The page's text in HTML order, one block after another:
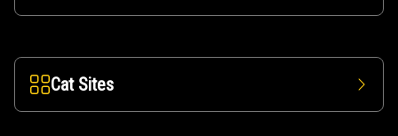
Cat Sites